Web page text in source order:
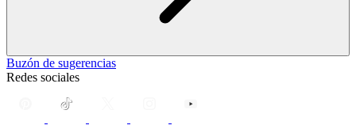
Buzón de sugerencias
Redes sociales